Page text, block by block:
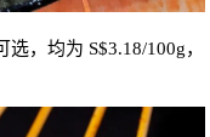
，均为 S$3.18/100g，